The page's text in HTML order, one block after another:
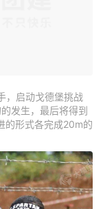
，启动戈德堡挑战
发生，最后将得到
的形式各完成20m的